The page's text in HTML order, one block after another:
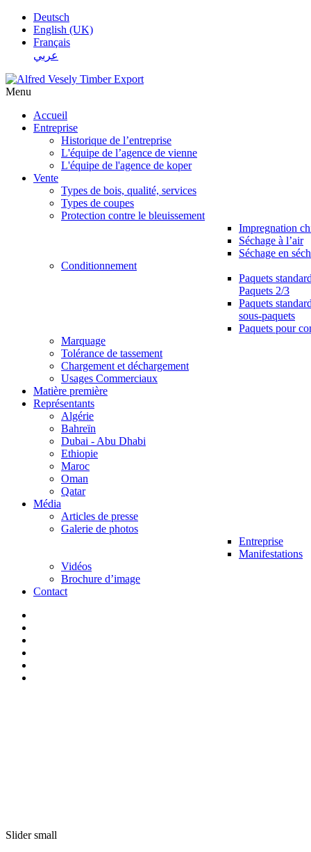
Deutsch
English (UK)
Français
عربي
Menu
Accueil
Entreprise
Historique de l’entreprise
L'équipe de l’agence de vienne
L'équipe de l'agence de koper
Vente
Types de bois, qualité, services
Types de coupes
Protection contre le bleuissement
Impregnation
Séchage à l’air
Séchage en
Conditionnement
Paquets
Paquets 2/3
Paquets
sous-paquets
Paquets pour
Marquage
Tolérance de tassement
Chargement et déchargement
Usages Commerciaux
Matière première
Représentants
Algérie
Bahreïn
Dubai - Abu Dhabi
Ethiopie
Maroc
Oman
Qatar
Média
Articles de presse
Galerie de photos
Entreprise
Manifestations
Vidéos
Brochure d’image
Contact
Slider small